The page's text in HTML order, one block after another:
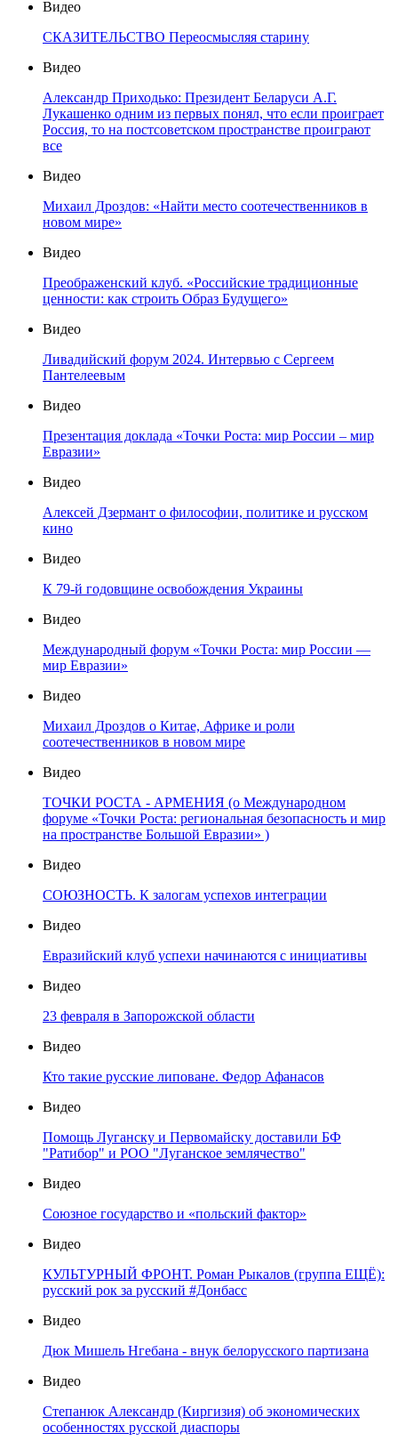
Видео
СКАЗИТЕЛЬСТВО Переосмысляя старину
Видео
Александр Приходько: Президент Беларуси А.Г.
Лукашенко одним из первых понял, что если проиграет
Россия, то на постсоветском пространстве проиграют
все
Видео
Михаил Дроздов: «Найти место соотечественников в
новом мире»
Видео
Преображенский клуб. «Российские традиционные
ценности: как строить Образ Будущего»
Видео
Ливадийский форум 2024. Интервью с Сергеем
Пантелеевым
Видео
Презентация доклада «Точки Роста: мир России – мир
Евразии»
Видео
Алексей Дзермант о философии, политике и русском
кино
Видео
К 79-й годовщине освобождения Украины
Видео
Международный форум «Точки Роста: мир России —
мир Евразии»
Видео
Михаил Дроздов о Китае, Африке и роли
соотечественников в новом мире
Видео
ТОЧКИ РОСТА - АРМЕНИЯ (о Международном
форуме «Точки Роста: региональная безопасность и мир
на пространстве Большой Евразии» )
Видео
СОЮЗНОСТЬ. К залогам успехов интеграции
Видео
Евразийский клуб успехи начинаются с инициативы
Видео
23 февраля в Запорожской области
Видео
Кто такие русские липоване. Федор Афанасов
Видео
Помощь Луганску и Первомайску доставили БФ
"Ратибор" и РОО "Луганское землячество"
Видео
Союзное государство и «польский фактор»
Видео
КУЛЬТУРНЫЙ ФРОНТ. Роман Рыкалов (группа ЕЩЁ):
русский рок за русский #Донбасс
Видео
Дюк Мишель Нгебана - внук белорусского партизана
Видео
Степанюк Александр (Киргизия) об экономических
особенностях русской диаспоры